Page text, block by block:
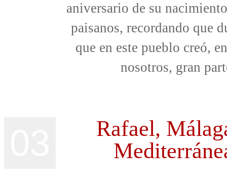
aniversario de su
paisanos, recordando que
que en este pueblo creó,
nosotros, gran
Rafael,